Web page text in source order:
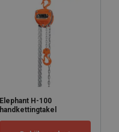
Elephant H-100
handkettingtakel